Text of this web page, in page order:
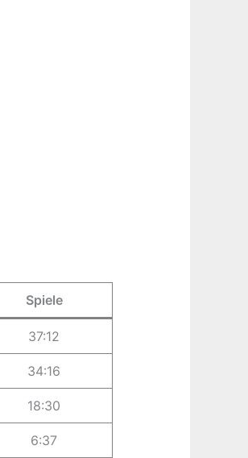
Spiele
37:12
34:16
18:30
6:37